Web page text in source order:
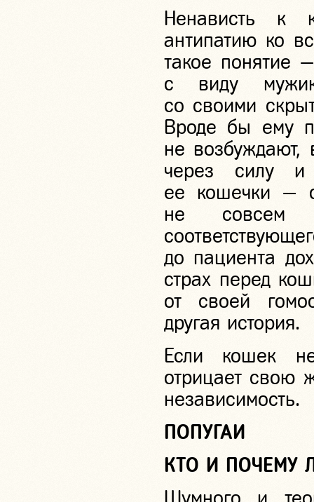
Ненависть к
антипатию ко
такое понятие
с виду
со своими
Вроде бы ему
не возбуждают,
через силу
ее кошечки —
не совсем
до пациента
страх перед
от своей
другая история.
Если кошек
отрицает свою
независимость.
ПОПУГАИ
КТО И ПОЧЕМУ